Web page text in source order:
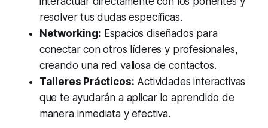
resolver tus dudas específicas.
Networking: Espacios diseñados para
conectar con otros líderes y profesionales,
creando una red valiosa de contactos.
Talleres Prácticos: Actividades interactivas
que te ayudarán a aplicar lo aprendido de
manera inmediata y efectiva.